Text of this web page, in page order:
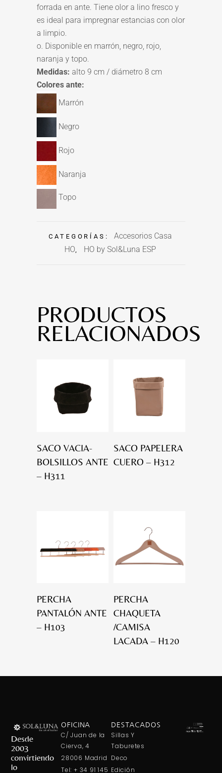
forrada en ante. Tiene olor a lino fresco y
es ideal para impregnar estancias con olor
a limpio.
o. Disponible en marrón, negro, rojo,
naranja y topo.
Medidas: alto 9 cm / diámetro 8 cm
Colores ante:
Marrón
Negro
Rojo
Naranja
Topo
CATEGORÍAS:
Accesorios Casa
HO, HO by Sol&Luna ESP
PRODUCTOS
RELACIONADOS
SACO VACIA-
BOLSILLOS ANTE
– H311
SACO PAPELERA
CUERO – H312
PERCHA
PANTALÓN ANTE
– H103
PERCHA
CHAQUETA
/CAMISA
LACADA – H120
Desde
2003
convirtiendo
lo
OFICINA
C/ Juan de la
Cierva, 4
28006 Madrid
Tel: + 34 91 145
DESTACADOS
Sillas Y
Taburetes
Deco
Edición